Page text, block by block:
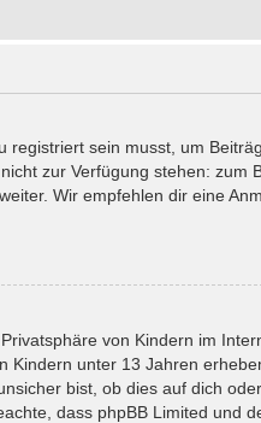
registriert sein musst, um
zur Verfügung stehen: zum
Wir empfehlen dir eine
von Kindern im
Kindern unter 13 Jahren
bist, ob dies auf dich
dass phpBB Limited und